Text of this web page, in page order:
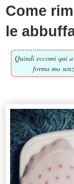
Come
le
Quindi eccomi qui
forma ma